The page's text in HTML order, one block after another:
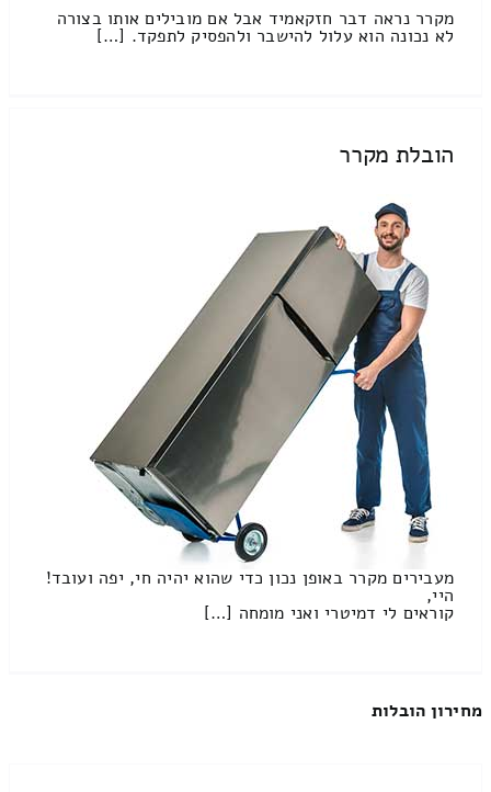
מקרר נראה דבר חזקאמיד אבל אם מובילים אותו בצורה
לא נכונה הוא עלול להישבר ולהפסיק לתפקד. […]
הובלת מקרר
מעבירים מקרר באופן נכון כדי שהוא יהיה חי, יפה ועובד!
היי,
קוראים לי דמיטרי ואני מומחה […]
מחירון הובלות